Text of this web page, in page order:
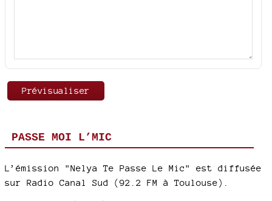
PASSE MOI L’MIC
L’émission "Nelya Te Passe Le Mic" est diffusée
sur Radio Canal Sud (92.2 FM à Toulouse).